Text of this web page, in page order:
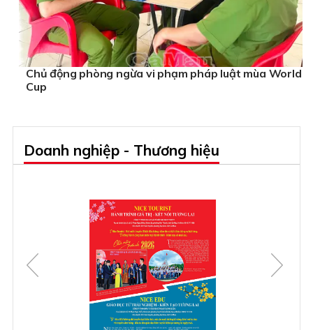
Chủ động phòng ngừa vi phạm pháp luật mùa World
Cup
Doanh nghiệp - Thương hiệu